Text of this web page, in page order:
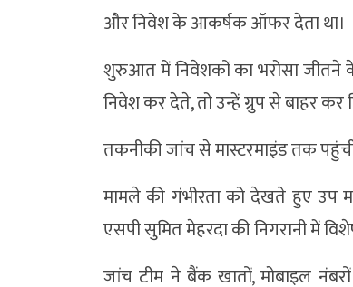
और निवेश के आकर्षक ऑफर देता था।
शुरुआत में निवेशकों का भरोसा जीतने
निवेश कर देते, तो उन्हें ग्रुप से बाहर कर
तकनीकी जांच से मास्टरमाइंड तक
मामले की गंभीरता को देखते हुए उप
एसपी सुमित मेहरदा की निगरानी में
जांच टीम ने बैंक खातों, मोबाइल